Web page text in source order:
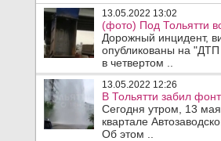
13.05.2022 13:02
(фото) Под Тольятти
Дорожный инцидент,
опубликованы на
в четвертом ..
13.05.2022 12:26
В Тольятти забил
Сегодня утром, 13
квартале
Об этом ..